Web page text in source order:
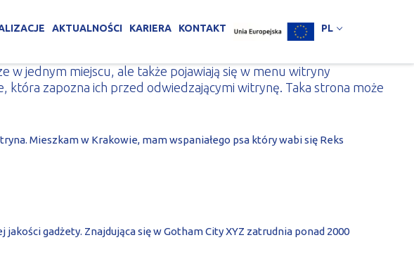
AKTUALNOŚCI KARIERA KONTAKT PL
w jednym miejscu, ale także pojawiają się w menu witryny
zapozna ich przed odwiedzającymi witrynę. Taka strona może
Mieszkam w Krakowie, mam wspaniałego psa który wabi się Reks
gadżety. Znajdująca się w Gotham City XYZ zatrudnia ponad 2000